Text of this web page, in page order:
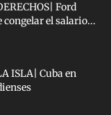
Ford
el salario...
ISLA| Cuba en